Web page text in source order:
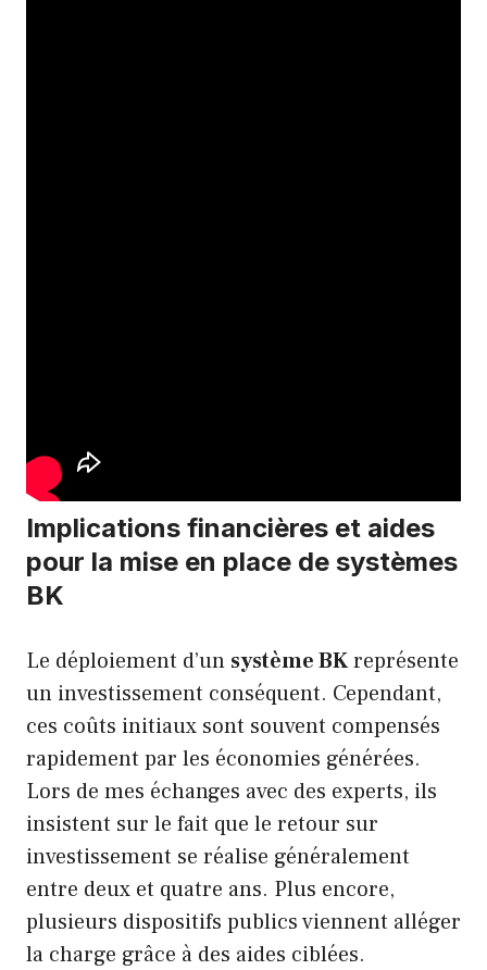
Implications financières et aides
pour la mise en place de systèmes
BK
Le déploiement d’un système BKreprésente
un investissement conséquent. Cependant,
ces coûts initiaux sont souvent compensés
rapidement par les économies générées.
Lors de mes échanges avec des experts, ils
insistent sur le fait que le retour sur
investissement se réalise généralement
entre deux et quatre ans. Plus encore,
plusieurs dispositifs publics viennent alléger
la charge grâce à des aides ciblées.